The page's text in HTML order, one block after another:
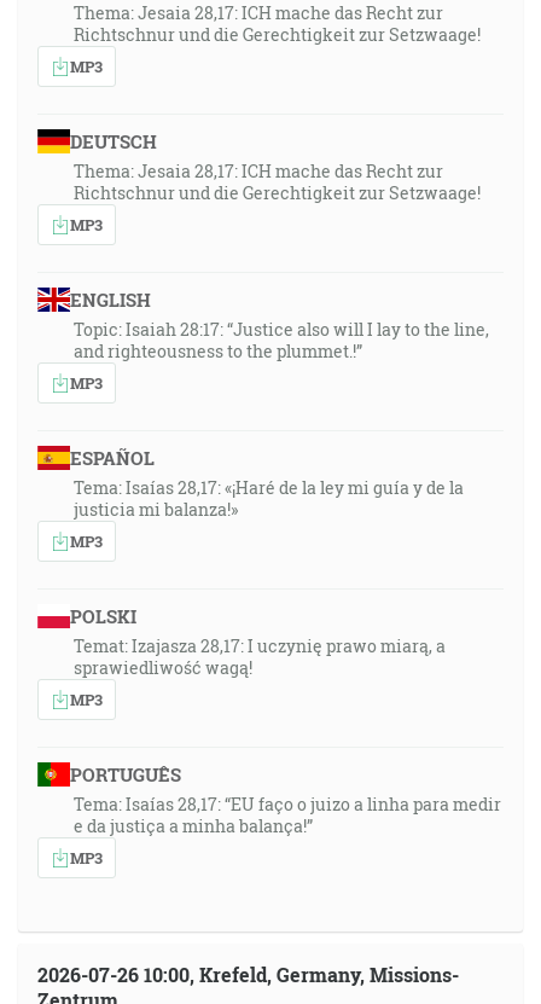
Thema: Jesaia 28,17: ICH mache das Recht zur
Richtschnur und die Gerechtigkeit zur Setzwaage!
MP3
DEUTSCH
Thema: Jesaia 28,17: ICH mache das Recht zur
Richtschnur und die Gerechtigkeit zur Setzwaage!
MP3
ENGLISH
Topic: Isaiah 28:17: “Justice also will I lay to the line,
and righteousness to the plummet.!”
MP3
ESPAÑOL
Tema: Isaías 28,17: «¡Haré de la ley mi guía y de la
justicia mi balanza!»
MP3
POLSKI
Temat: Izajasza 28,17: I uczynię prawo miarą, a
sprawiedliwość wagą!
MP3
PORTUGUÊS
Tema: Isaías 28,17: “EU faço o juizo a linha para medir
e da justiça a minha balança!”
MP3
2026-07-26 10:00, Krefeld, Germany, Missions-